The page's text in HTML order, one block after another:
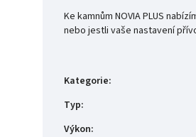
Ke kamnům NOVIA PLUS
nebo jestli vaše nastavení
Kategorie:
Typ:
Výkon: